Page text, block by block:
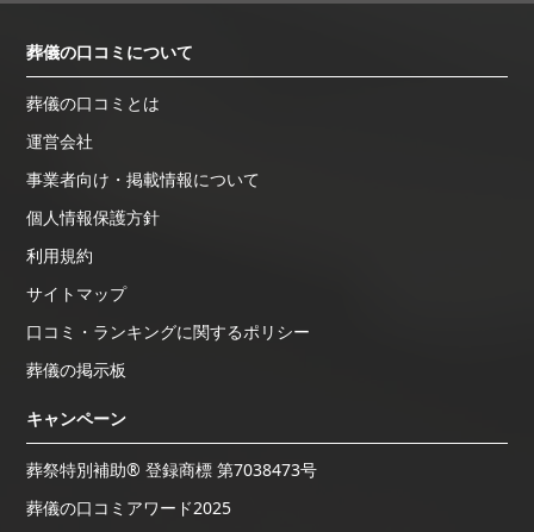
葬儀の口コミについて
葬儀の口コミとは
運営会社
事業者向け・掲載情報について
個人情報保護方針
利用規約
サイトマップ
口コミ・ランキングに関するポリシー
葬儀の掲示板
キャンペーン
葬祭特別補助® 登録商標 第7038473号
葬儀の口コミアワード2025